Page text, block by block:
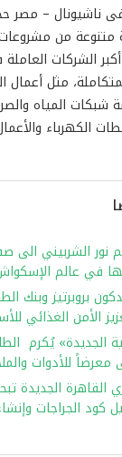
الشركات
مثل أعمال
شبكات المياه
الكهرباء
نور الشربيني الى
في عالم
بروبرتيز وبنك
الأمن الغذائي
الجديدة» يُكرم
معرضاً للأدوات
القاهرة الجديدة
كود الجراجات